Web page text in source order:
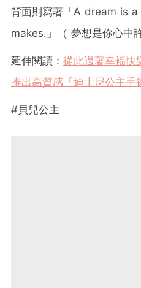
背面則寫著「A dream is
makes.」（ 夢想是你心中
延伸閱讀： 從此過著幸褔快
推出高質感「迪士尼公主手
#貝兒公主